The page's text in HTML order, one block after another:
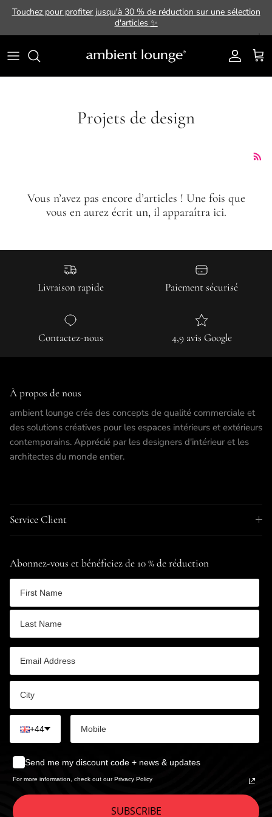
Aller au contenu
Touchez pour profiter jusqu'à 30 % de réduction sur une sélection
d'articles ✨
Compte
Projets de design
Vous n’avez pas encore d’articles ! Une fois que
vous en aurez écrit un, il apparaîtra ici.
Livraison rapide Paiement sécurisé
Contactez-nous 4,9 avis Google
À propos de nous
ambient lounge crée des concepts de qualité commerciale et
des solutions créatives pour les espaces intérieurs et extérieurs
contemporains. Apprécié par les designers d'intérieur et les
architectes du monde entier.
Service Client
Abonnez-vous et bénéficiez de 10 % de réduction
+44
Send me my discount code + news & updates
For more information, check out our Privacy Policy
SUBSCRIBE